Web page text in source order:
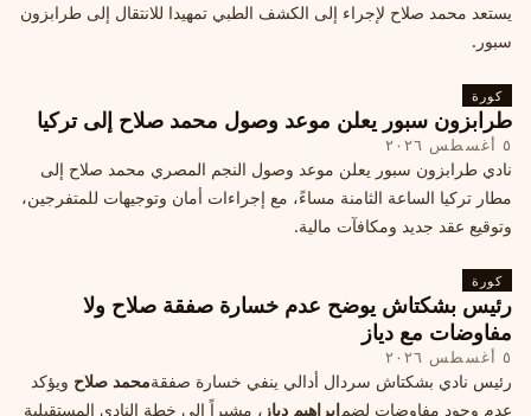
يستعد محمد صلاح لإجراء إلى الكشف الطبي تمهيدا للانتقال إلى طرابزون
سبور.
كورة
طرابزون سبور يعلن موعد وصول محمد صلاح إلى تركيا
٥ أغسطس ٢٠٢٦
نادي طرابزون سبور يعلن موعد وصول النجم المصري محمد صلاح إلى
مطار تركيا الساعة الثامنة مساءً، مع إجراءات أمان وتوجيهات للمتفرجين،
وتوقيع عقد جديد ومكافآت مالية.
كورة
رئيس بشكتاش يوضح عدم خسارة صفقة صلاح ولا
مفاوضات مع دياز
٥ أغسطس ٢٠٢٦
رئيس نادي بشكتاش سردال أدالي ينفي خسارة صفقةمحمد صلاح ويؤكد
عدم وجود مفاوضات لضمإبراهيم دياز ، مشيراً إلى خطة النادي المستقبلية